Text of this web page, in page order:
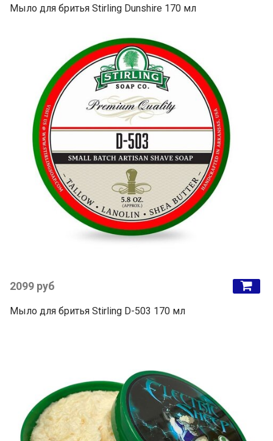
Мыло для бритья Stirling Dunshire 170 мл
2099 руб
Мыло для бритья Stirling D-503 170 мл